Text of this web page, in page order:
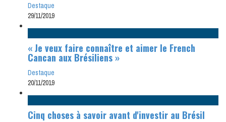
Destaque
29/11/2019
« Je veux faire connaître et aimer le French
Cancan aux Brésiliens »
Destaque
20/11/2019
Cinq choses à savoir avant d'investir au Brésil